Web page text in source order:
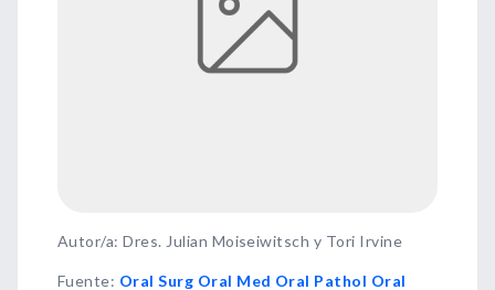
Autor/a: Dres. Julian Moiseiwitsch y Tori Irvine
Fuente: Oral Surg Oral Med Oral Pathol Oral